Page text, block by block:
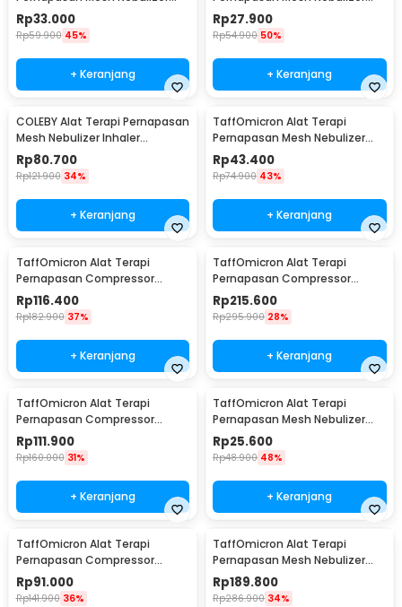
Portable Inhaler With Battery -
JSL-W302
Rp33.000
Rp59.900 45%
+ Keranjang
Inhaler Atomizer Without
Battery - JSL-W303
Rp27.900
Rp54.900 50%
+ Keranjang
COLEBY Alat Terapi Pernapasan
Mesh Nebulizer Inhaler
Atomizer - TZ-W08
Rp80.700
Rp121.900 34%
+ Keranjang
TaffOmicron Alat Terapi
Pernapasan Mesh Nebulizer
Inhaler Atomizer With Battery
- JSL-W303
Rp43.400
Rp74.900 43%
+ Keranjang
TaffOmicron Alat Terapi
Pernapasan Compressor
Nebulizer Inhaler - SZ5
Rp116.400
Rp182.900 37%
+ Keranjang
TaffOmicron Alat Terapi
Pernapasan Compressor
Nebulizer Inhaler - RAK362
Rp215.600
Rp295.900 28%
+ Keranjang
TaffOmicron Alat Terapi
Pernapasan Compressor
Nebulizer Inhaler - GS-302
Rp111.900
Rp160.000 31%
+ Keranjang
TaffOmicron Alat Terapi
Pernapasan Mesh Nebulizer
Inhaler Atomizer Baterai AA -
JSL-W302
Rp25.600
Rp48.900 48%
+ Keranjang
TaffOmicron Alat Terapi
Pernapasan Compressor
Nebulizer Inhaler - JSL-W310
Rp91.000
Rp141.900 36%
TaffOmicron Alat Terapi
Pernapasan Mesh Nebulizer
Inhaler Atomizer - YK-N3AA
Rp189.800
Rp286.900 34%